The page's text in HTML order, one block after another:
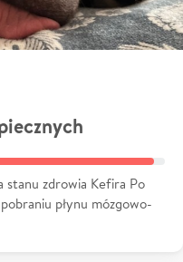
zdrowia Kefira Po
płynu mózgowo-